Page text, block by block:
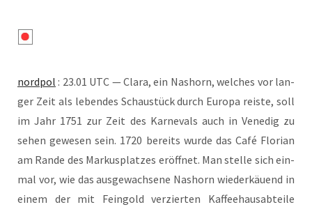
nord­pol : 23.01 UTC — Cla­ra, ein Nas­horn, wel­ches vor lan­
ger Zeit als leben­des Schau­stück durch Euro­pa reis­te, soll
im Jahr 1751 zur Zeit des Kar­ne­vals auch in Vene­dig zu
sehen gewe­sen sein. 1720 bereits wur­de das Café Flo­ri­an
am Ran­de des Mar­kus­plat­zes eröff­net. Man stel­le sich ein­
mal vor, wie das aus­ge­wach­se­ne Nas­horn wie­der­käu­end in
einem der mit Fein­gold ver­zier­ten Kaf­fee­haus­ab­tei­le